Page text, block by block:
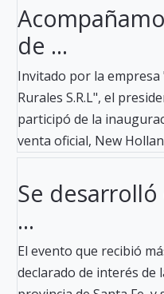
de ...
Invitado por la empresa
Rurales S.R.L", el
participó de la
venta oficial, New
Se desarrolló
...
El evento que recibió
declarado de interés de